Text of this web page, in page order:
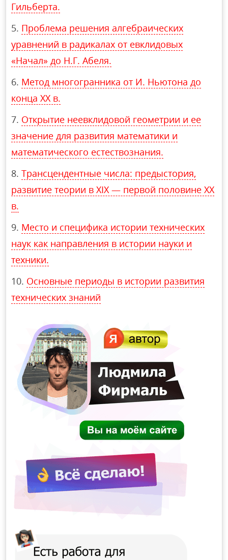
Гильберта.
Проблема решения алгебраических
уравнений в радикалах от евклидовых
«Начал» до Н.Г. Абеля.
Метод многогранника от И. Ньютона до
конца XX в.
Открытие неевклидовой геометрии и ее
значение для развития математики и
математического естествознания.
Трансцендентные числа: предыстория,
развитие теории в XIX — первой половине XX
в.
Место и специфика истории технических
наук как направления в истории науки и
техники.
Основные периоды в истории развития
технических знаний